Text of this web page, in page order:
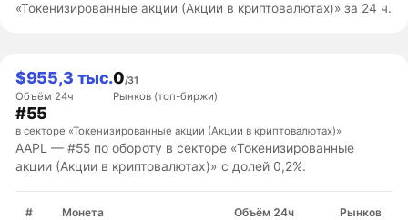
«Токенизированные акции (Акции в криптовалютах)» за 24 ч.
$955,3 тыс.
Объём 24ч
0/31
Рынков (топ-биржи)
#55
в секторе «Токенизированные акции (Акции в криптовалютах)»
AAPL — #55 по обороту в секторе «Токенизированные
акции (Акции в криптовалютах)» с долей 0,2%.
# Монета Объём 24ч Рынков